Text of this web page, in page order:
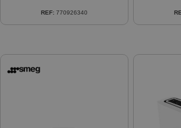
REF: 770926340